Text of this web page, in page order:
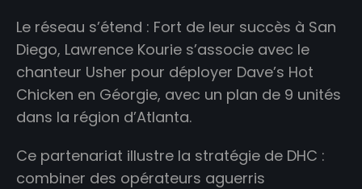
Le réseau s’étend : Fort de leur succès à San
Diego, Lawrence Kourie s’associe avec le
chanteur Usher pour déployer Dave’s Hot
Chicken en Géorgie, avec un plan de 9 unités
dans la région d’Atlanta.
Ce partenariat illustre la stratégie de DHC :
combiner des opérateurs aguerris